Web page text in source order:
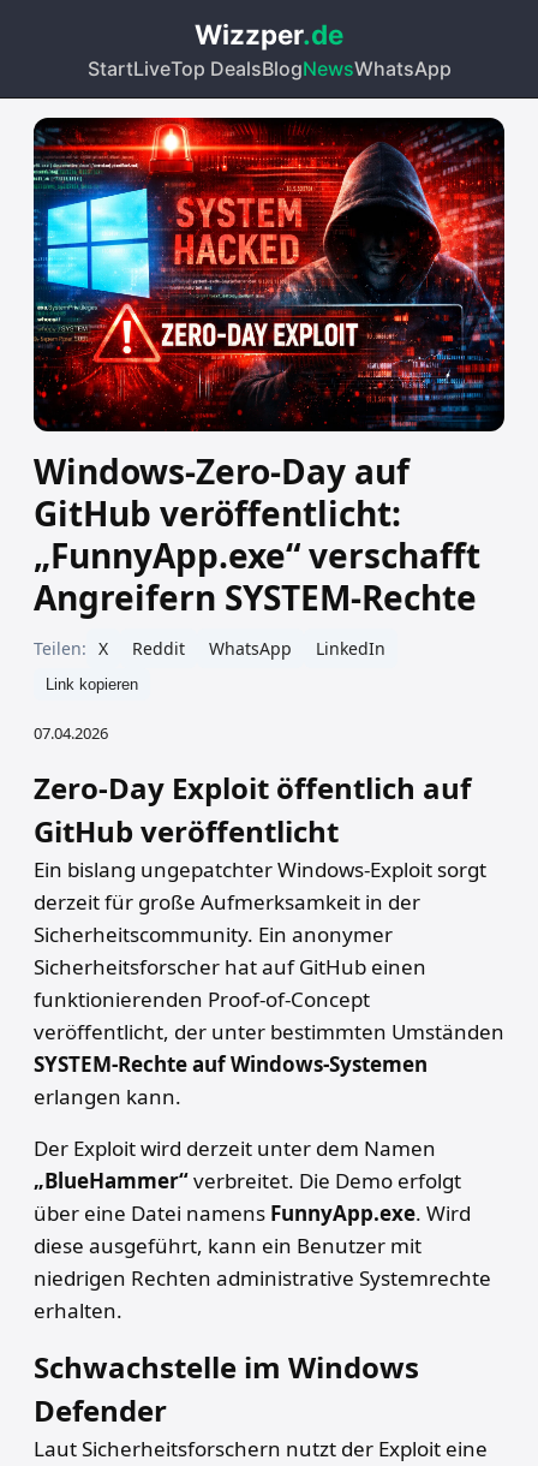
Wizzper.de
StartLiveTop DealsBlogNewsWhatsApp
Windows-Zero-Day auf
GitHub veröffentlicht:
„FunnyApp.exe“ verschafft
Angreifern SYSTEM-Rechte
Teilen: X Reddit WhatsApp LinkedIn
Link kopieren
07.04.2026
Zero-Day Exploit öffentlich auf
GitHub veröffentlicht
Ein bislang ungepatchter Windows-Exploit sorgt
derzeit für große Aufmerksamkeit in der
Sicherheitscommunity. Ein anonymer
Sicherheitsforscher hat auf GitHub einen
funktionierenden Proof-of-Concept
veröffentlicht, der unter bestimmten Umständen
SYSTEM-Rechte auf Windows-Systemen
erlangen kann.
Der Exploit wird derzeit unter dem Namen
„BlueHammer“verbreitet. Die Demo erfolgt
über eine Datei namens FunnyApp.exe. Wird
diese ausgeführt, kann ein Benutzer mit
niedrigen Rechten administrative Systemrechte
erhalten.
Schwachstelle im Windows
Defender
Laut Sicherheitsforschern nutzt der Exploit eine